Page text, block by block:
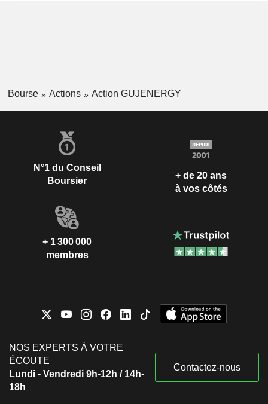
Bourse Actions Action GUJENERGY
N°1 du Conseil
Boursier
+ de 20 ans
à vos côtés
+ 1 300 000
membres
NOS EXPERTS À VOTRE
ÉCOUTE
Lundi - Vendredi 9h-12h / 14h-
18h
Contactez-nous